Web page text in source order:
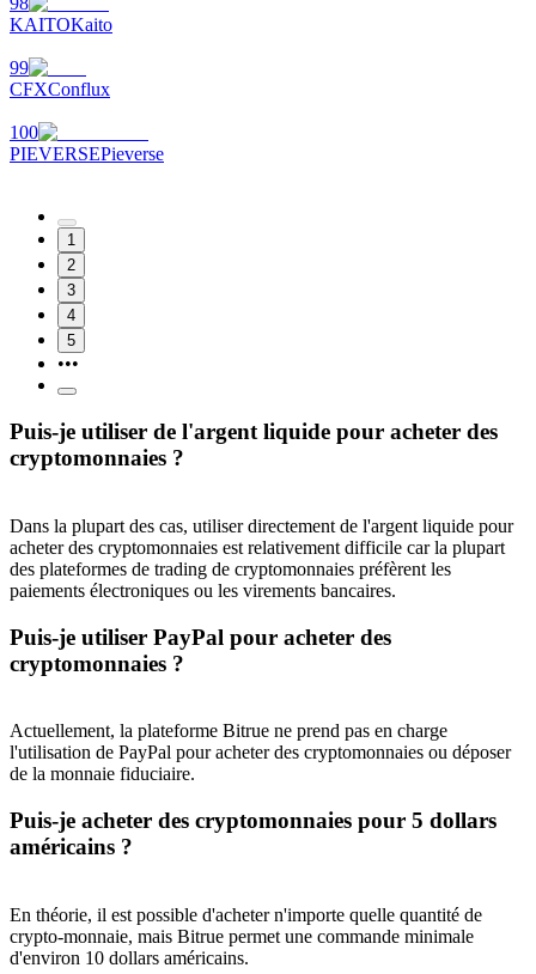
KAITOKaito
99
CFXConflux
100
PIEVERSEPieverse
1
2
3
4
5
•••
Puis-je utiliser de l'argent liquide pour acheter des
cryptomonnaies ?
Dans la plupart des cas, utiliser directement de l'argent liquide pour
acheter des cryptomonnaies est relativement difficile car la plupart
des plateformes de trading de cryptomonnaies préfèrent les
paiements électroniques ou les virements bancaires.
Puis-je utiliser PayPal pour acheter des
cryptomonnaies ?
Actuellement, la plateforme Bitrue ne prend pas en charge
l'utilisation de PayPal pour acheter des cryptomonnaies ou déposer
de la monnaie fiduciaire.
Puis-je acheter des cryptomonnaies pour 5 dollars
américains ?
En théorie, il est possible d'acheter n'importe quelle quantité de
crypto-monnaie, mais Bitrue permet une commande minimale
d'environ 10 dollars américains.